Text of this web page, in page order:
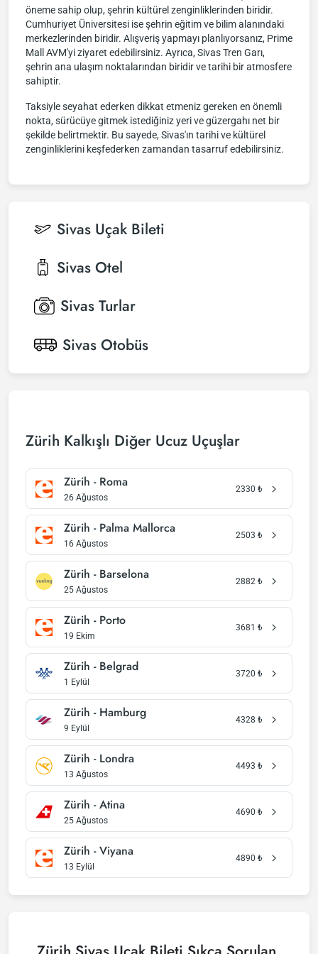
öneme sahip olup, şehrin kültürel zenginliklerinden biridir.
Cumhuriyet Üniversitesi ise şehrin eğitim ve bilim alanındaki
merkezlerinden biridir. Alışveriş yapmayı planlıyorsanız, Prime
Mall AVM'yi ziyaret edebilirsiniz. Ayrıca, Sivas Tren Garı,
şehrin ana ulaşım noktalarından biridir ve tarihi bir atmosfere
sahiptir.
Taksiyle seyahat ederken dikkat etmeniz gereken en önemli
nokta, sürücüye gitmek istediğiniz yeri ve güzergahı net bir
şekilde belirtmektir. Bu sayede, Sivas'ın tarihi ve kültürel
zenginliklerini keşfederken zamandan tasarruf edebilirsiniz.
Sivas Uçak Bileti
Sivas Otel
Sivas Turlar
Sivas Otobüs
Zürih Kalkışlı Diğer Ucuz Uçuşlar
Zürih - Roma
26 Ağustos
2330 ₺
Zürih - Palma Mallorca
16 Ağustos
2503 ₺
Zürih - Barselona
25 Ağustos
2882 ₺
Zürih - Porto
19 Ekim
3681 ₺
Zürih - Belgrad
1 Eylül
3720 ₺
Zürih - Hamburg
9 Eylül
4328 ₺
Zürih - Londra
13 Ağustos
4493 ₺
Zürih - Atina
25 Ağustos
4690 ₺
Zürih - Viyana
13 Eylül
4890 ₺